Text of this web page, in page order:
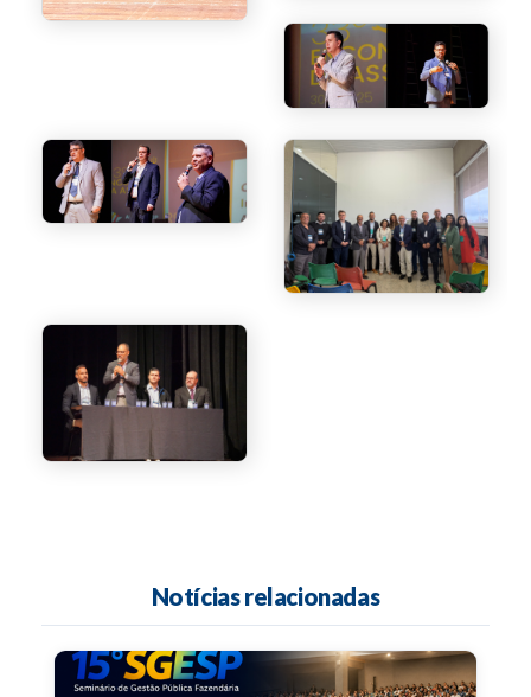
Notícias relacionadas